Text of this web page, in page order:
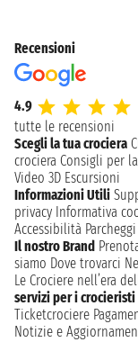
Recensioni
4.9
tutte le recensioni
Scegli la tua crociera
crociera Consigli per
Video 3D Escursioni
Informazioni Utili
privacy Informativa
Accessibilità Parcheggi
Il nostro Brand
siamo Dove trovarci
Le Crociere nell’era
servizi per i crocieristi
Ticketcrociere
Notizie e